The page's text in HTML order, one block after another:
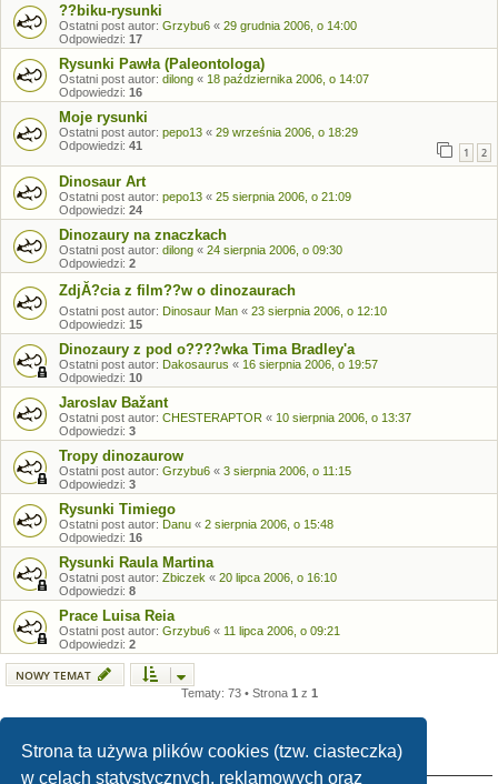
Strona ta używa plików cookies (tzw. ciasteczka)
w celach statystycznych, reklamowych oraz
??biku-rysunki
Ostatni post autor: Grzybu6 « 29 grudnia 2006, o 14:00
Odpowiedzi: 17
Rysunki Pawła (Paleontologa)
Ostatni post autor: dilong « 18 października 2006, o 14:07
Odpowiedzi: 16
Moje rysunki
Ostatni post autor: pepo13 « 29 września 2006, o 18:29
Odpowiedzi: 41 1 2
Dinosaur Art
Ostatni post autor: pepo13 « 25 sierpnia 2006, o 21:09
Odpowiedzi: 24
Dinozaury na znaczkach
Ostatni post autor: dilong « 24 sierpnia 2006, o 09:30
Odpowiedzi: 2
ZdjĂ?cia z film??w o dinozaurach
Ostatni post autor: Dinosaur Man « 23 sierpnia 2006, o 12:10
Odpowiedzi: 15
Dinozaury z pod o????wka Tima Bradley'a
Ostatni post autor: Dakosaurus « 16 sierpnia 2006, o 19:57
Odpowiedzi: 10
Jaroslav Bažant
Ostatni post autor: CHESTERAPTOR « 10 sierpnia 2006, o 13:37
Odpowiedzi: 3
Tropy dinozaurow
Ostatni post autor: Grzybu6 « 3 sierpnia 2006, o 11:15
Odpowiedzi: 3
Rysunki Timiego
Ostatni post autor: Danu « 2 sierpnia 2006, o 15:48
Odpowiedzi: 16
Rysunki Raula Martina
Ostatni post autor: Zbiczek « 20 lipca 2006, o 16:10
Odpowiedzi: 8
Prace Luisa Reia
Ostatni post autor: Grzybu6 « 11 lipca 2006, o 09:21
Odpowiedzi: 2
NOWY TEMAT
Tematy: 73 • Strona 1 z 1